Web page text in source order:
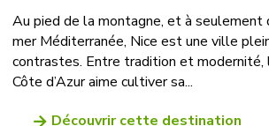
Au pied de la montagne, et à seulement
mer Méditerranée, Nice est une ville
contrastes. Entre tradition et modernité,
Côte d’Azur aime cultiver sa...
Découvrir cette destination